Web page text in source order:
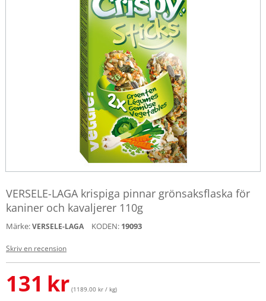
VERSELE-LAGA krispiga pinnar grönsaksflaska för
kaniner och kavaljerer 110g
Märke:VERSELE-LAGA KODEN: 19093
Skriv en recension
131 kr (1189.00 kr / kg)